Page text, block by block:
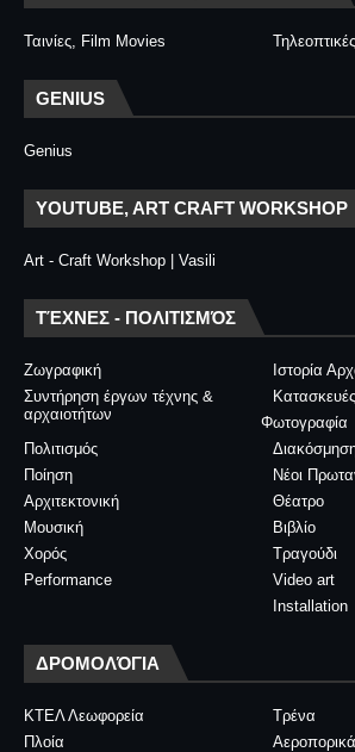
Ταινίες, Film Movies
GENIUS
Genius
YOUTUBE, ART CRAFT WORKSHOP
Art - Craft Workshop | Vasili
ΤΈΧΝΕΣ - ΠΟΛΙΤΙΣΜΌΣ
Ζωγραφική
Ιστορία
Συντήρηση έργων τέχνης &
αρχαιοτήτων
Φωτογραφία
Πολιτισμός
Νέοι
Ποίηση
Θέατρο
Αρχιτεκτονική
Βιβλίο
Μουσική
Τραγούδι
Χορός
Video art
Performance
Installation
ΔΡΟΜΟΛΌΓΙΑ
ΚΤΕΛ Λεωφορεία
Τρένα
Πλοία
Αεροπορικά